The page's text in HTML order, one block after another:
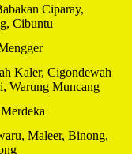
Ciparay,
Cibuntu
Kaler, Cigondewah
Warung Muncang
Maleer, Binong,